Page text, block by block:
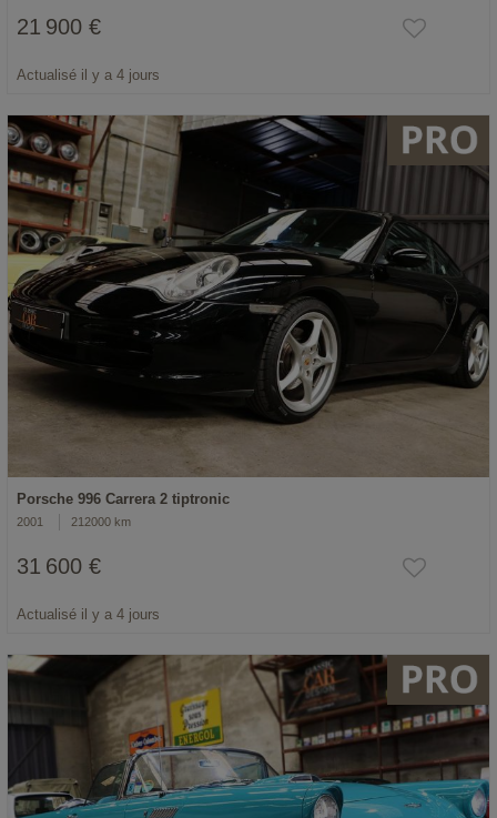
21 900 €
Actualisé il y a 4 jours
Porsche 996 Carrera 2 tiptronic
2001 212000 km
31 600 €
Actualisé il y a 4 jours